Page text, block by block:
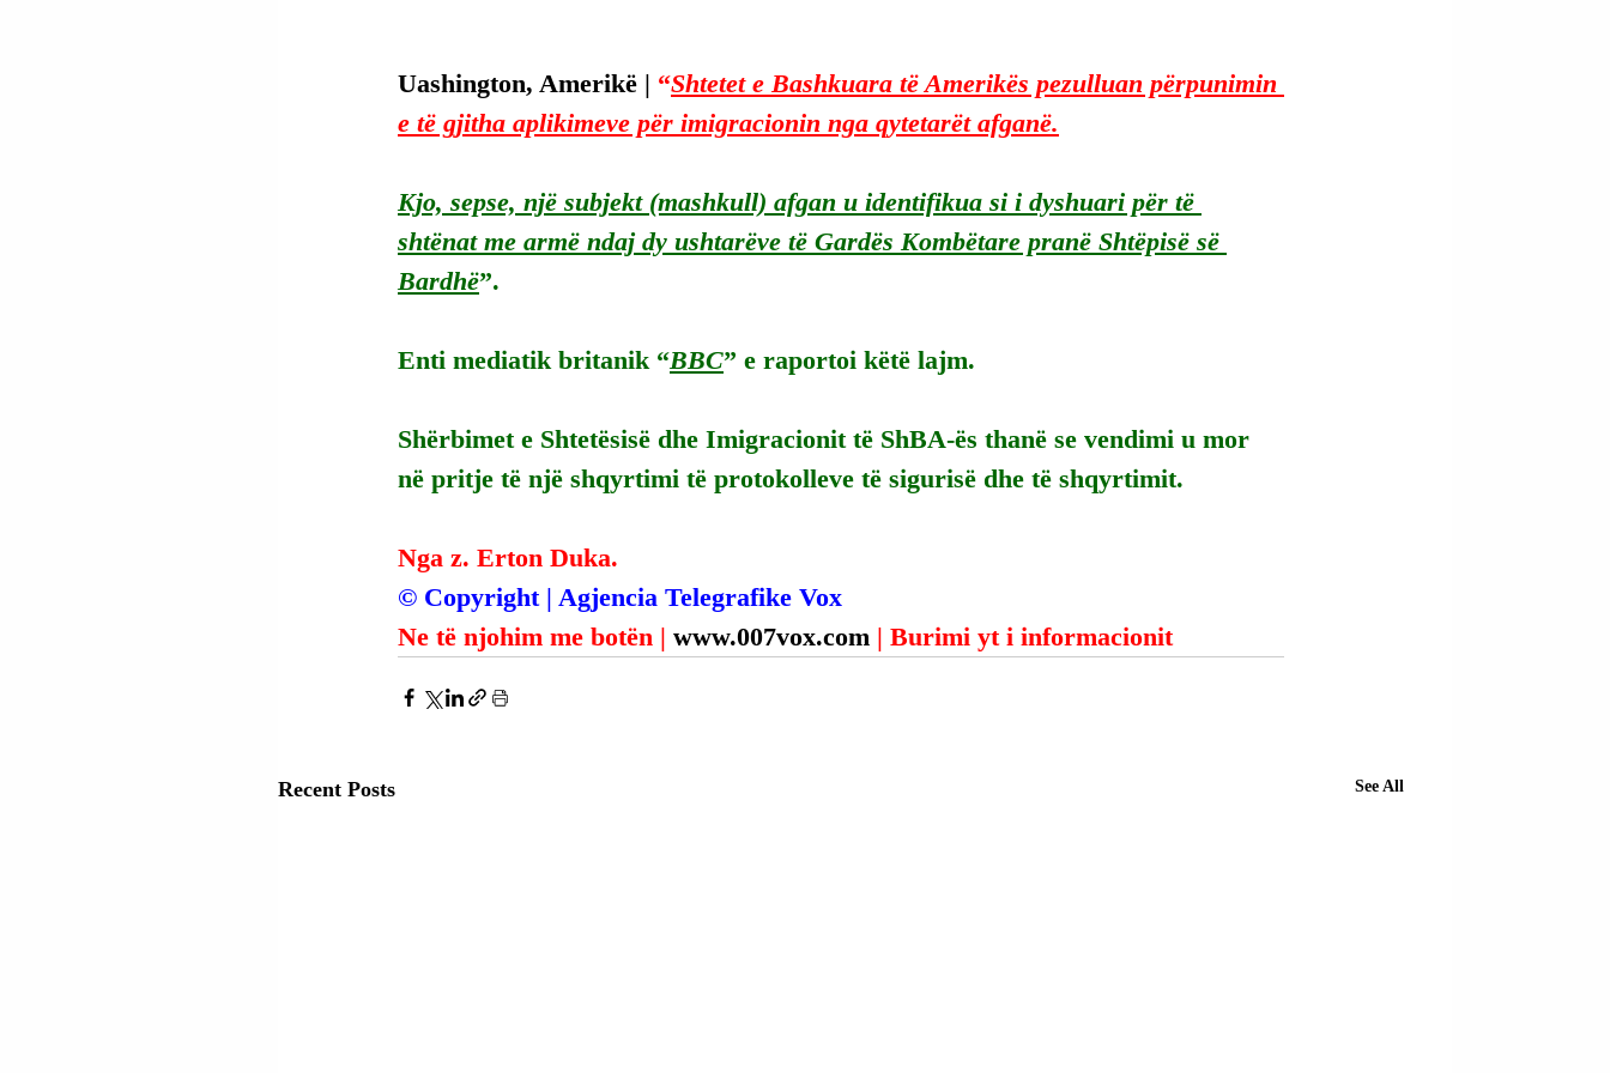
Uashington, Amerikë | “Shtetet e Bashkuara të Amerikës pezulluan përpunimin
e të gjitha aplikimeve për imigracionin nga qytetarët afganë.
Kjo, sepse, një subjekt (mashkull) afgan u identifikua si i dyshuari për të
shtënat me armë ndaj dy ushtarëve të Gardës Kombëtare pranë Shtëpisë së
Bardhë”.
Enti mediatik britanik “BBC” e raportoi këtë lajm.
Shërbimet e Shtetësisë dhe Imigracionit të ShBA-ës thanë se vendimi u mor
në pritje të një shqyrtimi të protokolleve të sigurisë dhe të shqyrtimit.
Nga z. Erton Duka.
© Copyright | Agjencia Telegrafike Vox
Ne të njohim me botën | www.007vox.com | Burimi yt i informacionit
Recent Posts See All